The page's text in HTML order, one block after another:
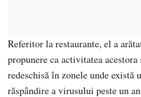
Referitor la restaurante, el a
propunere ca activitatea acestora
redeschisă în zonele unde există
răspândire a virusului peste un